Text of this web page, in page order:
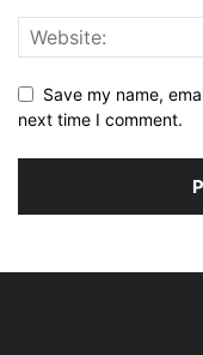
Save my name,
next time I comment.